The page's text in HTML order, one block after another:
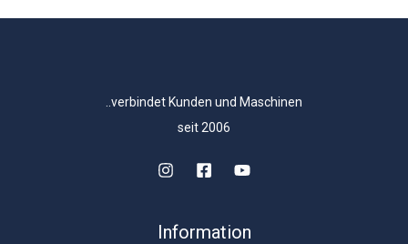
..verbindet Kunden und Maschinen
seit 2006
Information